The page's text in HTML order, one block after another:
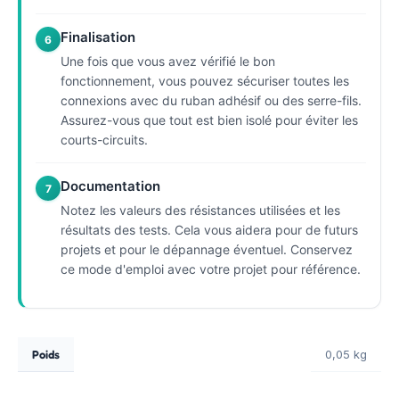
6 Finalisation
Une fois que vous avez vérifié le bon
fonctionnement, vous pouvez sécuriser toutes les
connexions avec du ruban adhésif ou des serre-fils.
Assurez-vous que tout est bien isolé pour éviter les
courts-circuits.
7 Documentation
Notez les valeurs des résistances utilisées et les
résultats des tests. Cela vous aidera pour de futurs
projets et pour le dépannage éventuel. Conservez
ce mode d'emploi avec votre projet pour référence.
Poids 0,05 kg